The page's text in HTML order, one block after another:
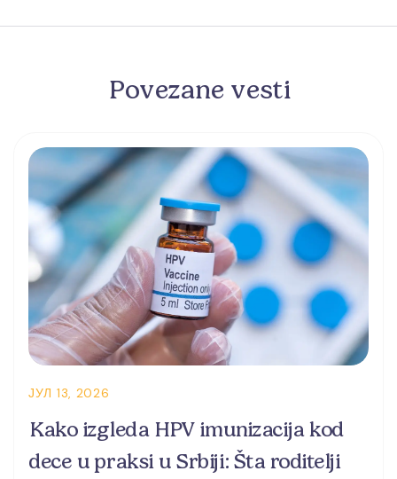
Povezane vesti
ЈУЛ 13, 2026
Kako izgleda HPV imunizacija kod
dece u praksi u Srbiji: Šta roditelji